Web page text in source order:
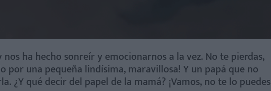
ha hecho sonreír y emocionarnos a la vez. No te pierdas,
una pequeña lindísima, maravillosa! Y un papá que no
¿Y qué decir del papel de la mamá? ¡Vamos, no te lo puedes